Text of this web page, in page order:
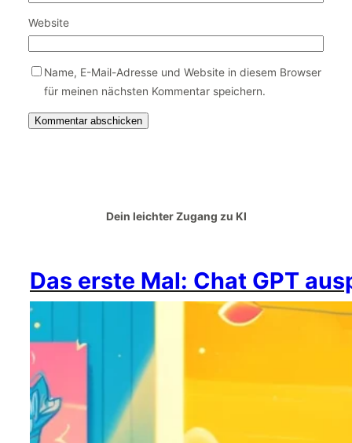
Website
Name, E-Mail-Adresse und Website in diesem Browser
für meinen nächsten Kommentar speichern.
Dein leichter Zugang zu KI
Das erste Mal: Chat GPT